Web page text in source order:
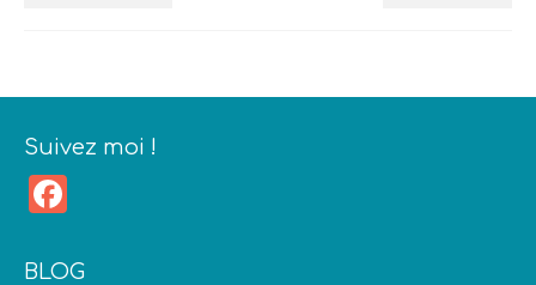
Suivez moi !
BLOG